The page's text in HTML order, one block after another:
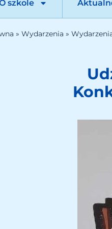
szkole
» Wydarzenia »